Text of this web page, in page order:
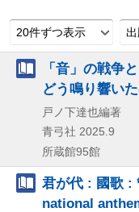
20件ずつ表示
「音」の戦争
どう鳴り響い
戸ノ下達也編著
青弓社 2025.9
所蔵館95館
君が代 : 國歌 :
national